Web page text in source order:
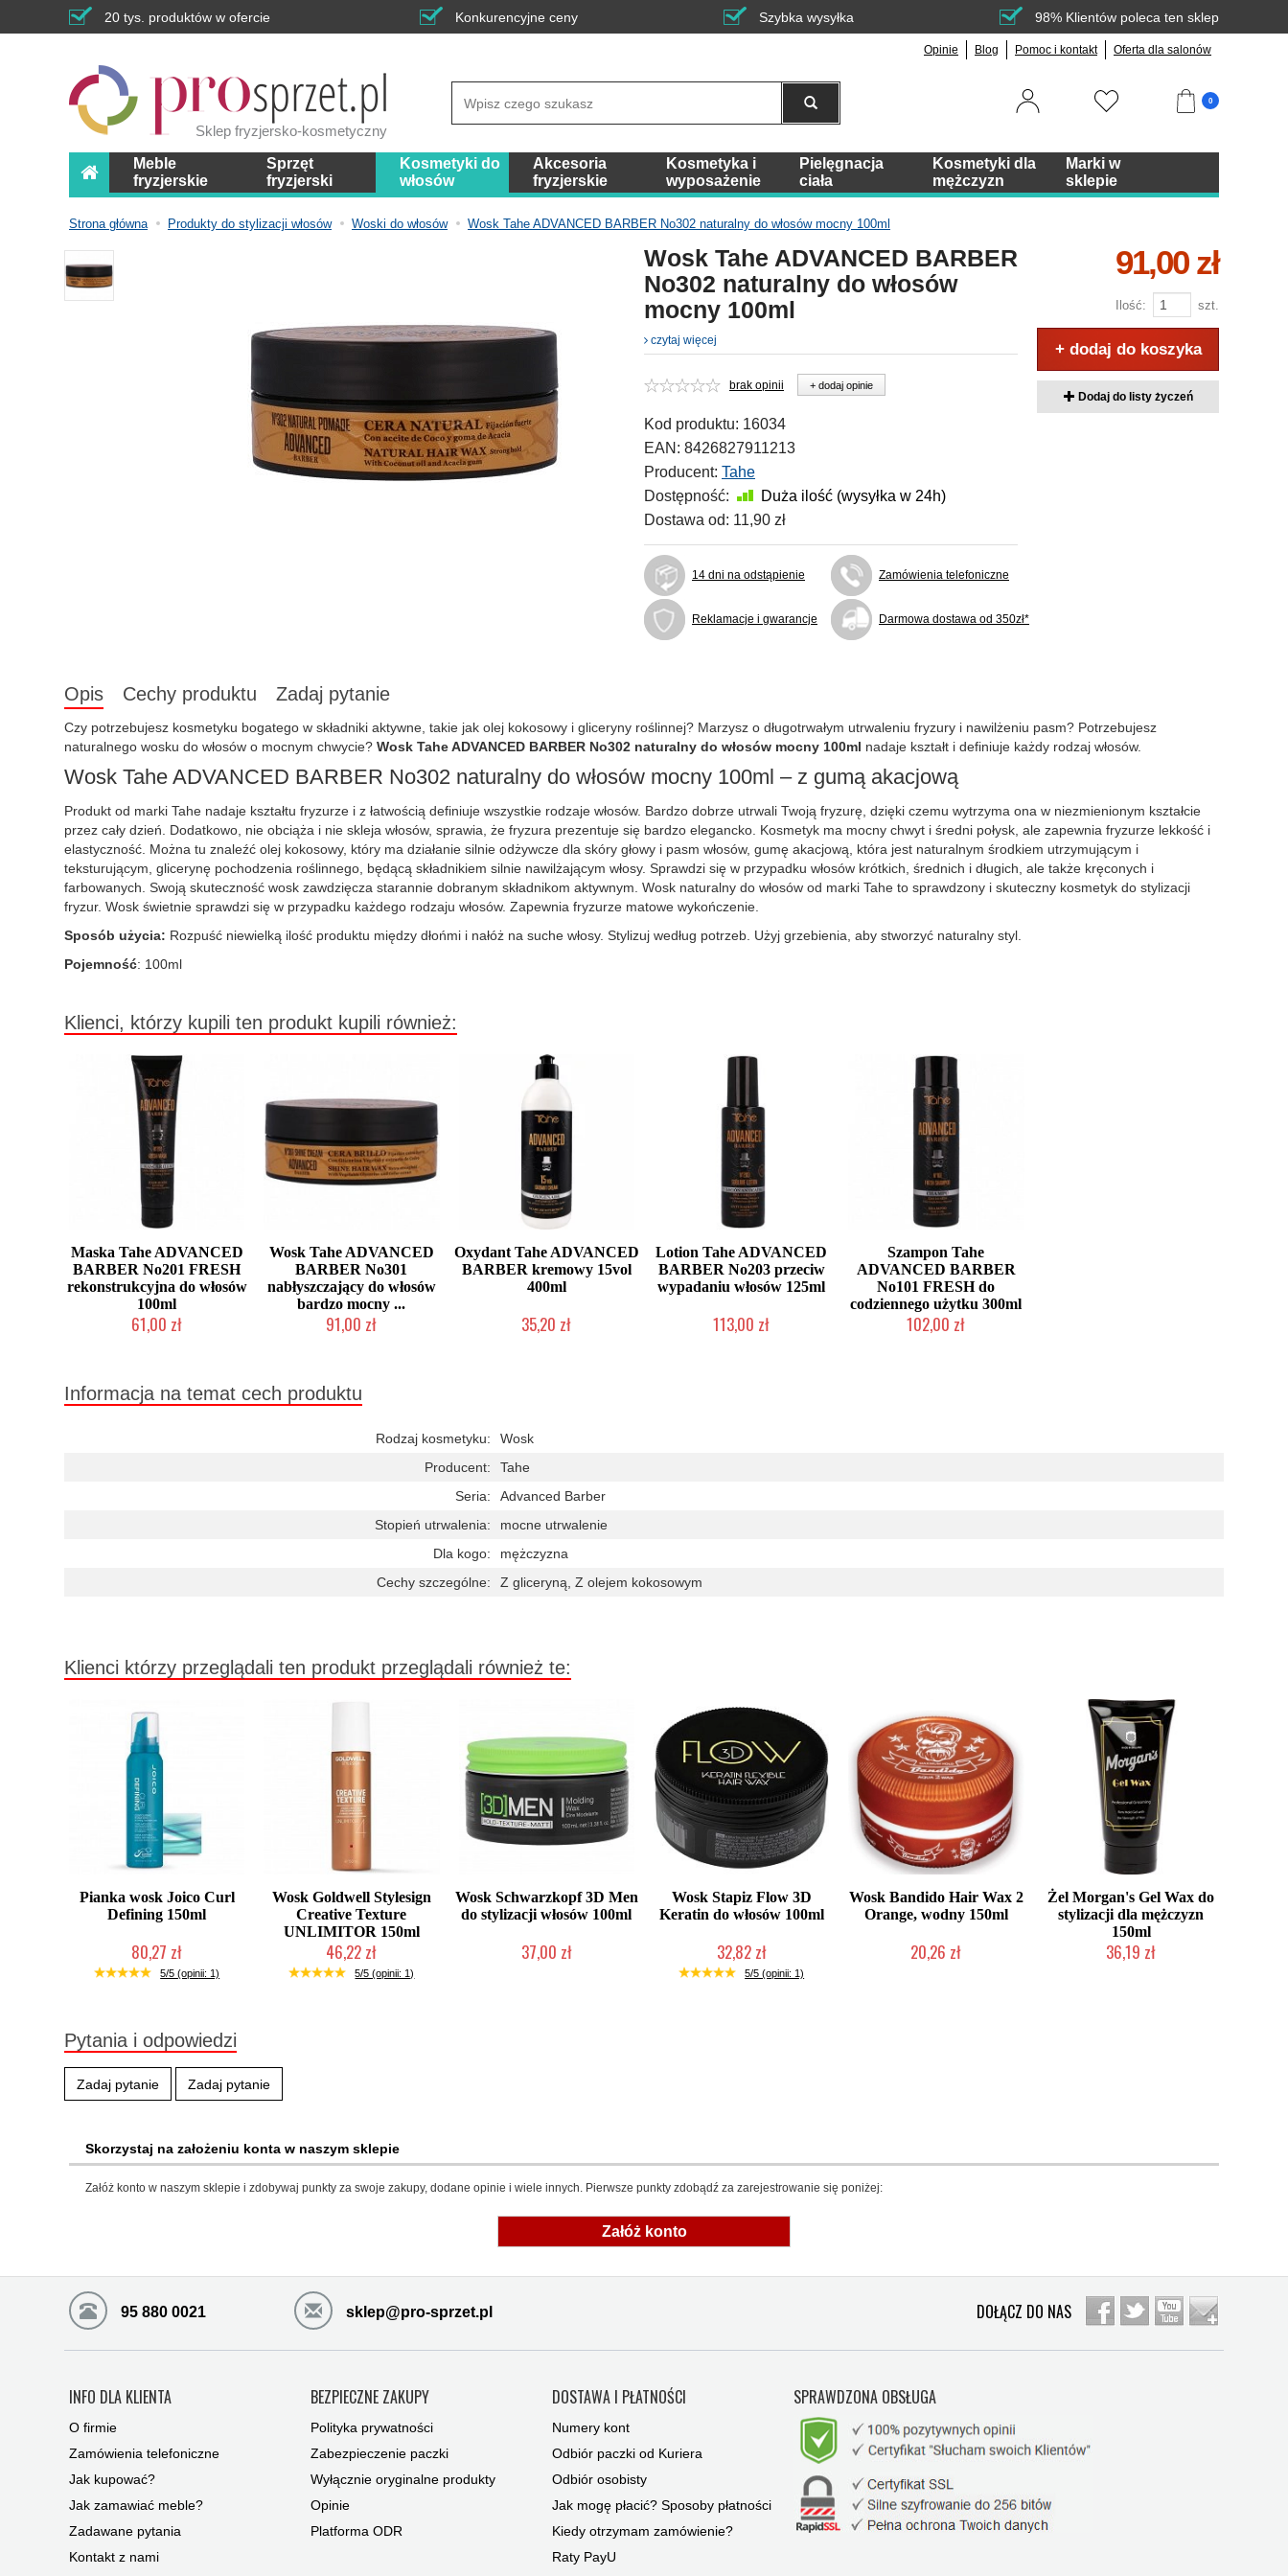
20 tys. produktów w ofercie Konkurencyjne ceny Szybka wysyłka 98% Klientów poleca ten sklep
Opinie Blog Pomoc i kontakt Oferta dla salonów
Sklep fryzjersko-kosmetyczny
0
Meble
fryzjerskie
Sprzęt
fryzjerski
Kosmetyki do
włosów
Akcesoria
fryzjerskie
Kosmetyka i
wyposażenie
Pielęgnacja
ciała
Kosmetyki dla
mężczyzn
Marki w
sklepie
Strona główna Produkty do stylizacji włosów Woski do włosów Wosk Tahe ADVANCED BARBER No302 naturalny do włosów mocny 100ml
Wosk Tahe ADVANCED BARBER
No302 naturalny do włosów
mocny 100ml
czytaj więcej
brak opinii + dodaj opinie
Kod produktu: 16034
EAN: 8426827911213
Producent: Tahe
Dostępność:
Duża ilość (wysyłka w 24h)
Dostawa od: 11,90 zł
14 dni na odstąpienie Zamówienia telefoniczne
Reklamacje i gwarancje Darmowa dostawa od 350zł*
91,00 zł
Ilość: szt.
+ dodaj do koszyka
Dodaj do listy życzeń
Opis Cechy produktu Zadaj pytanie
Czy potrzebujesz kosmetyku bogatego w składniki aktywne, takie jak olej kokosowy i gliceryny roślinnej? Marzysz o długotrwałym utrwaleniu fryzury i nawilżeniu pasm? Potrzebujesz
naturalnego wosku do włosów o mocnym chwycie? Wosk Tahe ADVANCED BARBER No302 naturalny do włosów mocny 100ml nadaje kształt i definiuje każdy rodzaj włosów.
Wosk Tahe ADVANCED BARBER No302 naturalny do włosów mocny 100ml – z gumą akacjową
Produkt od marki Tahe nadaje kształtu fryzurze i z łatwością definiuje wszystkie rodzaje włosów. Bardzo dobrze utrwali Twoją fryzurę, dzięki czemu wytrzyma ona w niezmienionym kształcie
przez cały dzień. Dodatkowo, nie obciąża i nie skleja włosów, sprawia, że fryzura prezentuje się bardzo elegancko. Kosmetyk ma mocny chwyt i średni połysk, ale zapewnia fryzurze lekkość i
elastyczność. Można tu znaleźć olej kokosowy, który ma działanie silnie odżywcze dla skóry głowy i pasm włosów, gumę akacjową, która jest naturalnym środkiem utrzymującym i
teksturującym, glicerynę pochodzenia roślinnego, będącą składnikiem silnie nawilżającym włosy. Sprawdzi się w przypadku włosów krótkich, średnich i długich, ale także kręconych i
farbowanych. Swoją skuteczność wosk zawdzięcza starannie dobranym składnikom aktywnym. Wosk naturalny do włosów od marki Tahe to sprawdzony i skuteczny kosmetyk do stylizacji
fryzur. Wosk świetnie sprawdzi się w przypadku każdego rodzaju włosów. Zapewnia fryzurze matowe wykończenie.
Sposób użycia: Rozpuść niewielką ilość produktu między dłońmi i nałóż na suche włosy. Stylizuj według potrzeb. Użyj grzebienia, aby stworzyć naturalny styl.
Pojemność: 100ml
Klienci, którzy kupili ten produkt kupili również:
Maska Tahe ADVANCED
BARBER No201 FRESH
rekonstrukcyjna do włosów
100ml
61,00 zł
Wosk Tahe ADVANCED
BARBER No301
nabłyszczający do włosów
bardzo mocny ...
91,00 zł
Oxydant Tahe ADVANCED
BARBER kremowy 15vol
400ml
35,20 zł
Lotion Tahe ADVANCED
BARBER No203 przeciw
wypadaniu włosów 125ml
113,00 zł
Szampon Tahe
ADVANCED BARBER
No101 FRESH do
codziennego użytku 300ml
102,00 zł
Informacja na temat cech produktu
Rodzaj kosmetyku:
Wosk
Producent:
Tahe
Seria:
Advanced Barber
Stopień utrwalenia:
mocne utrwalenie
Dla kogo:
mężczyzna
Cechy szczególne:
Z gliceryną, Z olejem kokosowym
Klienci którzy przeglądali ten produkt przeglądali również te:
Pianka wosk Joico Curl
Defining 150ml
80,27 zł
Produkt wycofany
5/5 (opinii: 1)
Wosk Goldwell Stylesign
Creative Texture
UNLIMITOR 150ml
46,22 zł
Produkt wycofany
5/5 (opinii: 1)
Wosk Schwarzkopf 3D Men
do stylizacji włosów 100ml
37,00 zł
Wosk Stapiz Flow 3D
Keratin do włosów 100ml
32,82 zł
Duża ilość (wysyłka w 24h)
5/5 (opinii: 1)
Wosk Bandido Hair Wax 2
Orange, wodny 150ml
20,26 zł
Żel Morgan's Gel Wax do
stylizacji dla mężczyzn
150ml
36,19 zł
Pytania i odpowiedzi
Zadaj pytanie Zadaj pytanie
Skorzystaj na założeniu konta w naszym sklepie
Załóż konto w naszym sklepie i zdobywaj punkty za swoje zakupy, dodane opinie i wiele innych. Pierwsze punkty zdobądź za zarejestrowanie się poniżej:
Załóż konto
95 880 0021 sklep@pro-sprzet.pl DOŁĄCZ DO NAS
INFO DLA KLIENTA
O firmie
Zamówienia telefoniczne
Jak kupować?
Jak zamawiać meble?
Zadawane pytania
Kontakt z nami
BEZPIECZNE ZAKUPY
Polityka prywatności
Zabezpieczenie paczki
Wyłącznie oryginalne produkty
Opinie
Platforma ODR
DOSTAWA I PŁATNOŚCI
Numery kont
Odbiór paczki od Kuriera
Odbiór osobisty
Jak mogę płacić? Sposoby płatności
Kiedy otrzymam zamówienie?
Raty PayU
SPRAWDZONA OBSŁUGA